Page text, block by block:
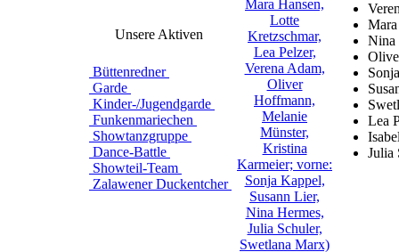
Unsere Aktiven
Büttenredner
Garde
Kinder-/Jugendgarde
Funkenmariechen
Showtanzgruppe
Dance-Battle
Showteil-Team
Zalawener Duckentcher
Nina
Lea
Julia